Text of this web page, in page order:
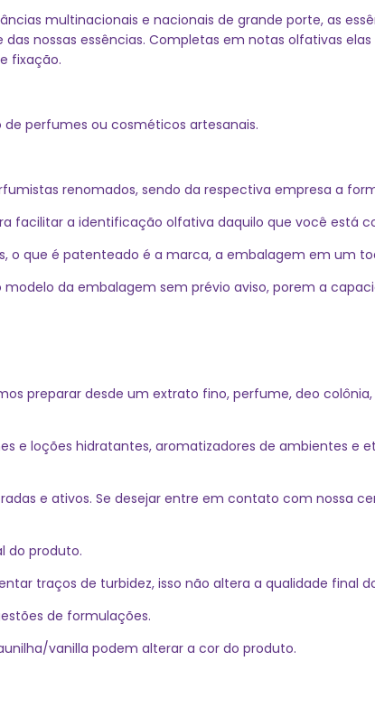
multinacionais e nacionais de grande porte, as
nossas essências. Completas em notas olfativas
fixação.
perfumes ou cosméticos artesanais.
renomados, sendo da respectiva empresa a
facilitar a identificação olfativa daquilo que você está
o que é patenteado é a marca, a embalagem em um
da embalagem sem prévio aviso, porem a
preparar desde um extrato fino, perfume, deo
e loções hidratantes, aromatizadores de ambientes e
e ativos. Se desejar entre em contato com nossa
do produto.
traços de turbidez, isso não altera a qualidade final
de formulações.
vanilla podem alterar a cor do produto.